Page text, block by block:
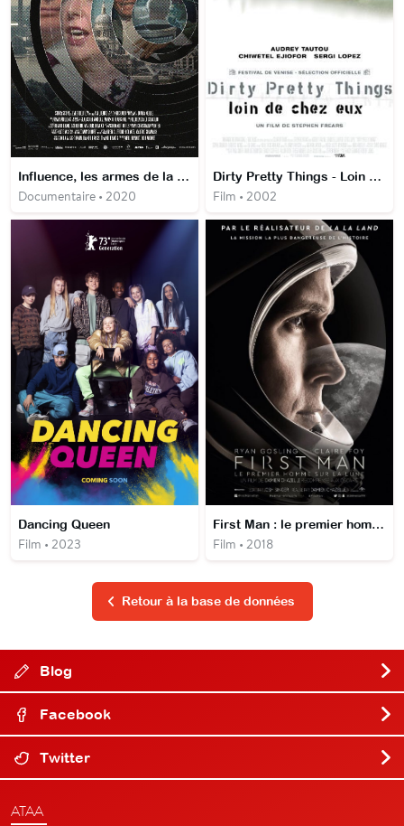
Influence, les armes de la com
Documentaire • 2020
Dirty Pretty Things - Loin de chez eux
Film • 2002
Dancing Queen
Film • 2023
First Man : le premier homme sur la lune
Film • 2018
Retour à la base de données
Blog
Facebook
Twitter
ATAA